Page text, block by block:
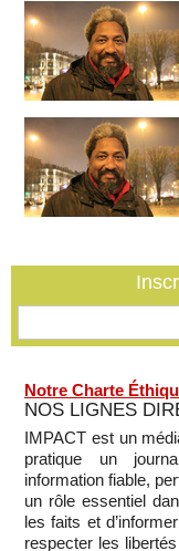
résistance à des
(Partie 2 & fin)
09/08/2026 -MOMAR
Les Émirats
leurs navires avec
08/08/2026 -
Le bilan des
Ceuta s'élève
marocaine :
08/08/2026 -
08/08/2026 -MOMO
SENEGAL - Les
08/08/2026 -MOMO
Notre Charte
NOS LIGNES
IMPACT est un
pratique un
information fiable,
un rôle essentiel
les faits et
respecter les